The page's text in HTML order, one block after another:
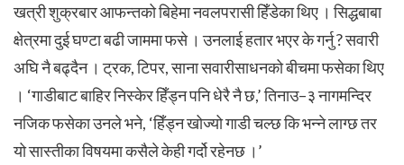
खत्री शुक्रबार आफन्तको बिहेमा नवलपरासी हिँडेका थिए । सिद्धबाबा
क्षेत्रमा दुई घण्टा बढी जाममा फसे । उनलाई हतार भएर के गर्नु ? सवारी
अघि नै बढ्दैन । ट्रक, टिपर, साना सवारीसाधनको बीचमा फसेका थिए
। ‘गाडीबाट बाहिर निस्केर हिँड्न पनि धेरै नै छ,’ तिनाउ–३ नागमन्दिर
नजिक फसेका उनले भने, ‘हिँड्न खोज्यो गाडी चल्छ कि भन्ने लाग्छ तर
यो सास्तीका विषयमा कसैले केही गर्दो रहेनछ ।’